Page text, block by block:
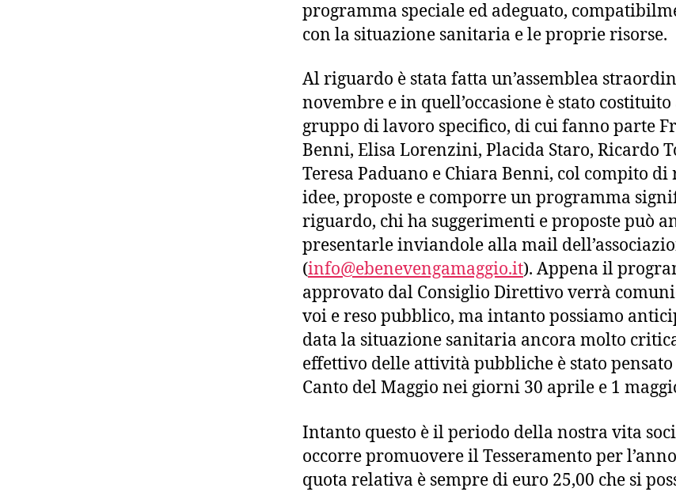
programma speciale ed adeguato,
con la situazione sanitaria e le proprie risorse.
Al riguardo è stata fatta un’assemblea
novembre e in quell’occasione è stato
gruppo di lavoro specifico, di cui fanno parte
Benni, Elisa Lorenzini, Placida Staro, Ricardo
Teresa Paduano e Chiara Benni, col compito di
idee, proposte e comporre un programma
riguardo, chi ha suggerimenti e proposte può
presentarle inviandole alla mail
(info@ebenevengamaggio.it). Appena il
approvato dal Consiglio Direttivo verrà
voi e reso pubblico, ma intanto possiamo
data la situazione sanitaria ancora molto
effettivo delle attività pubbliche è stato pensato
Canto del Maggio nei giorni 30 aprile e 1
Intanto questo è il periodo della nostra vita
occorre promuovere il Tesseramento per
quota relativa è sempre di euro 25,00 che si